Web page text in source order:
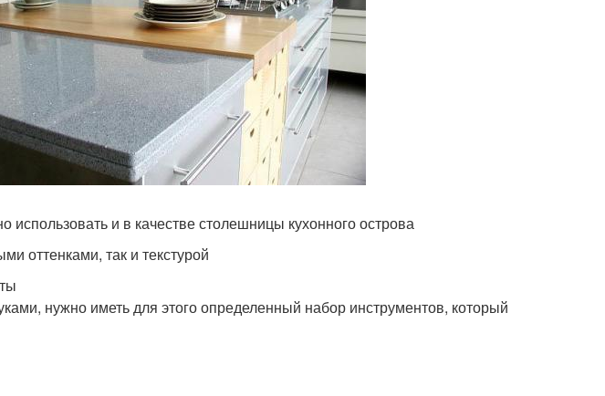
и в качестве столешницы кухонного острова
оттенками, так и текстурой
нужно иметь для этого определенный набор инструментов, который